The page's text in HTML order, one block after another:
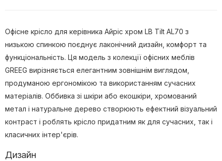
Офісне крісло для керівника Айріс хром LB Tilt AL70 з
низькою спинкою поєднує лаконічний дизайн, комфорт та
функціональність. Ця модель з колекції офісних меблів
GREEG вирізняється елегантним зовнішнім виглядом,
продуманою ергономікою та використанням сучасних
матеріалів. Оббивка зі шкіри або екошкіри, хромований
метал і натуральне дерево створюють ефектний візуальний
контраст і роблять крісло придатним як для сучасних, так і
класичних інтер'єрів.
Дизайн